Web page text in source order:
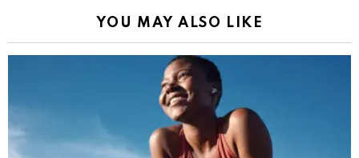
YOU MAY ALSO LIKE